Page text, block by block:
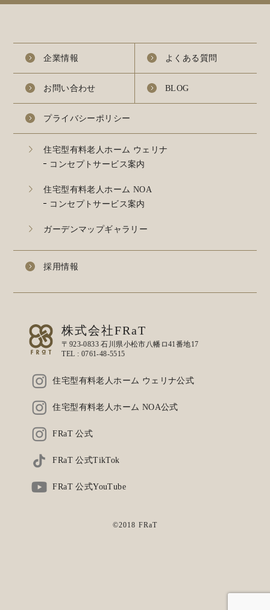
株式会社FRaT
〒923-0833 石川県小松市八幡ロ41番地17
TEL : 0761-48-5515
住宅型有料老人ホーム ウェリナ公式
住宅型有料老人ホーム NOA公式
FRaT 公式
FRaT 公式TikTok
FRaT 公式YouTube
企業情報 よくある質問
お問い合わせ BLOG
プライバシーポリシー
住宅型有料老人ホーム ウェリナ
コンセプトサービス案内
住宅型有料老人ホーム NOA
コンセプトサービス案内
ガーデンマップギャラリー
採用情報
©2018 FRaT